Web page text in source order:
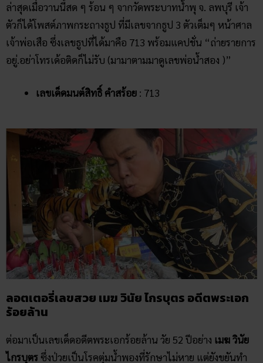
ล่าสุดเมื่อวานนี้สด ๆ ร้อน ๆ จากวัดพระบาทน้ำพุ จ. ลพบุรี เจ้า
ตัวก็ได้โพสต์ภาพกระถางธูป ที่มีเลขจากธูป 3 ตัวเต็มๆ หน้าศาล
เจ้าพ่อเสือ ซึ่งเลขธูปที่ได้มาคือ 713 พร้อมแคปชั่น “ถ่ายรายการ
อยู่.อย่าโทรเด้อติดก็ไม่รับ (มามาตามมาดูเลขพ่อน้ำสอง )”
เลขเด็ดมนต์สิทธิ์ คำสร้อย : 713
ลอตเตอรี่เลขสวย เมฆ วินัย ไกรบุตร อดีตพระเอก
ร้อยล้าน
ต่อมาเป็นเลขเด็ดอดีตพระเอกร้อยล้าน วัย 52 ปีอย่าง เมฆ วินัย
ไกรบุตร ซึ่งป่วยเป็นโรคตุ่มน้ำพองที่รักษาไม่หาย แต่ยังขยันทำ